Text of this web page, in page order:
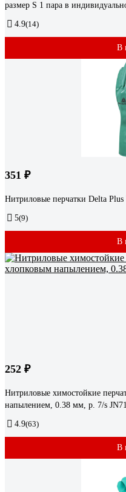
размер S 1 пара в
4.9(14)
В
351 ₽
Нитриловые перчатки Delta
5(9)
В
252 ₽
Нитриловые химостойкие
напылением, 0.38 мм, р. 7/s
4.9(63)
В